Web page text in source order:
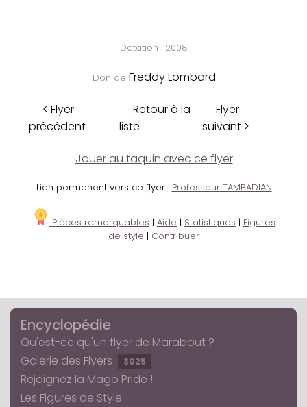
Datation : 2008
Don de Freddy Lombard
< Flyer
précédent
Retour à la
liste
Flyer
suivant >
Jouer au taquin avec ce flyer
Lien permanent vers ce flyer : Professeur TAMBADIAN
Pièces remarquables | Aide | Statistiques | Figures
de style | Contribuer
Encyclopédie
Qu'est-ce qu'un flyer de Marabout ?
Galerie des Flyers
3025
Rejoignez la Mago Pride !
Les Figures de Style